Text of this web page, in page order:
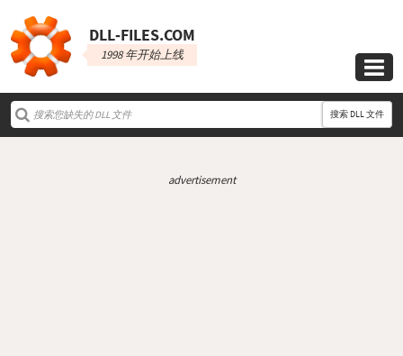
DLL‑FILES.COM
1998 年开始上线

搜索 DLL 文件
advertisement